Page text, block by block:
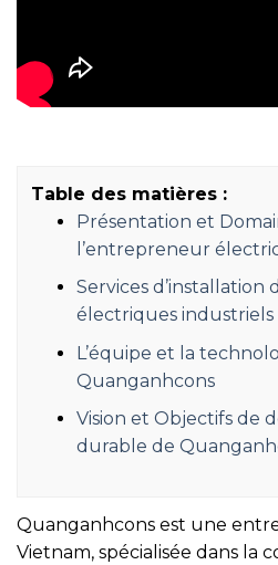
Table des matières :
Présentation et
l’entrepreneur
Services d’installation
électriques
L’équipe et la
Quanganhcons
Vision et Objectifs de
durable de
Quanganhcons est une
Vietnam, spécialisée dans la